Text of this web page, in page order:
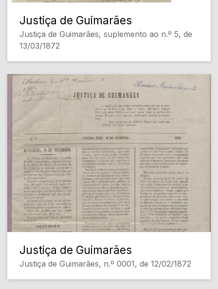
Justiça de Guimarães
Justiça de Guimarães, suplemento ao n.º 5, de
13/03/1872
Justiça de Guimarães
Justiça de Guimarães, n.º 0001, de 12/02/1872